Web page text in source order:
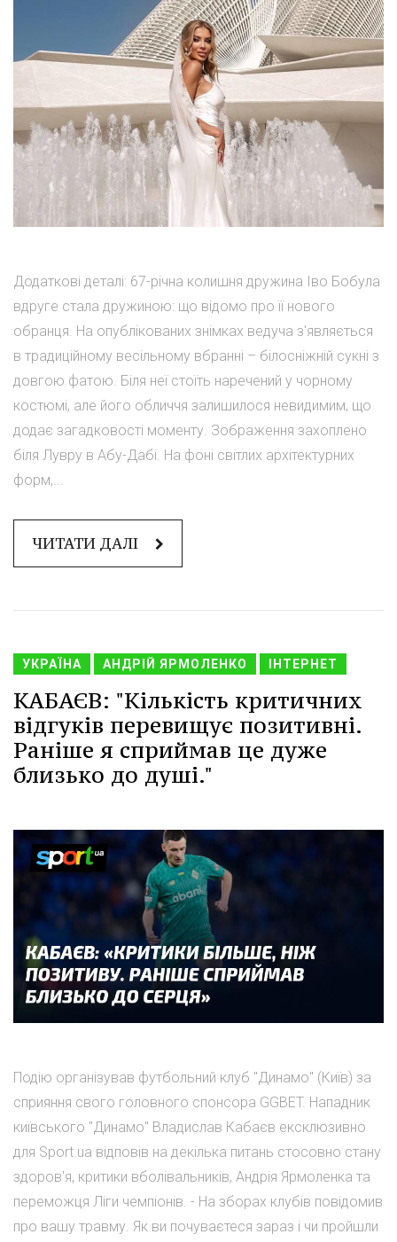
Додаткові деталі: 67-річна колишня дружина Іво Бобула
вдруге стала дружиною: що відомо про її нового
обранця. На опублікованих знімках ведуча з'являється
в традиційному весільному вбранні – білосніжній сукні з
довгою фатою. Біля неї стоїть наречений у чорному
костюмі, але його обличчя залишилося невидимим, що
додає загадковості моменту. Зображення захоплено
біля Лувру в Абу-Дабі. На фоні світлих архітектурних
форм,...
ЧИТАТИ ДАЛІ
УКРАЇНА АНДРІЙ ЯРМОЛЕНКО ІНТЕРНЕТ
КАБАЄВ: "Кількість критичних
відгуків перевищує позитивні.
Раніше я сприймав це дуже
близько до душі."
Подію організував футбольний клуб "Динамо" (Київ) за
сприяння свого головного спонсора GGBET. Нападник
київського "Динамо" Владислав Кабаєв ексклюзивно
для Sport.ua відповів на декілька питань стосовно стану
здоров'я, критики вболівальників, Андрія Ярмоленка та
переможця Ліги чемпіонів. - На зборах клубів повідомив
про вашу травму. Як ви почуваєтеся зараз і чи пройшли